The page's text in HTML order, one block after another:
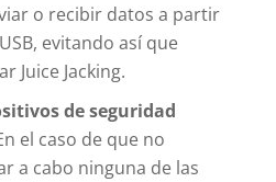
o recibir datos a partir
evitando así que
Juice Jacking.
de seguridad
el caso de que no
a cabo ninguna de las